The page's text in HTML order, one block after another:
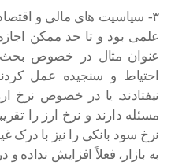
۳- سیاسیت های مالی و
علمی بود و تا حد ممکن
عنوان مثال در خصوص
احتیاط و سنجیده عمل
نیفتادند. یا در خصوص نرخ
مسئله دارند و نرخ ارز را
نرخ سود بانکی را نیز با درک
به بازار، فعلاً افزایش